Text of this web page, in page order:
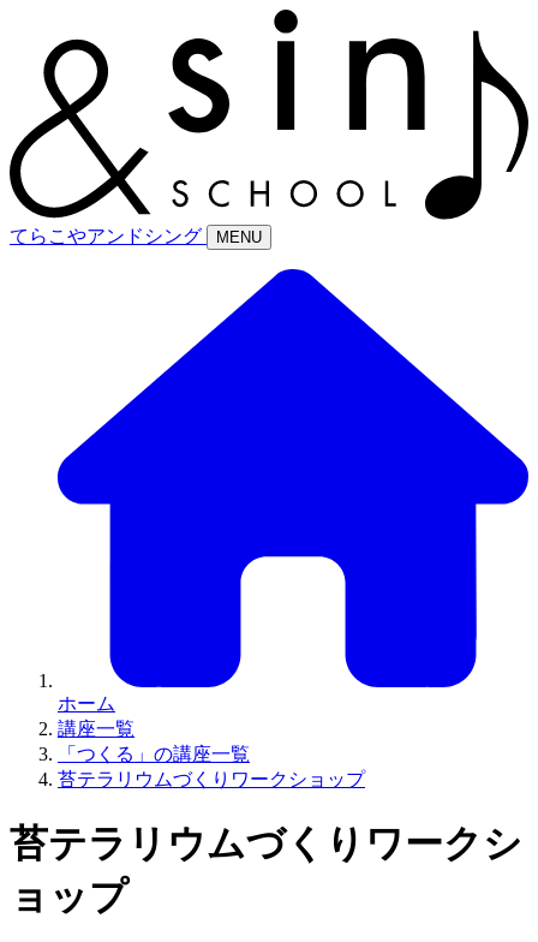
てらこやアンドシング MENU
ホーム
講座一覧
「つくる」の講座一覧
苔テラリウムづくりワークショップ
苔テラリウムづくりワークシ
ョップ